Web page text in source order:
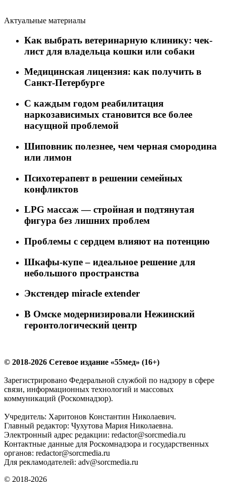
Актуальные материалы
Как выбрать ветеринарную клинику: чек-
лист для владельца кошки или собаки
Медицинская лицензия: как получить в
Санкт-Петербурге
C каждым годом реабилитация
наркозависимых становится все более
насущной проблемой
Шиповник полезнее, чем черная смородина
или лимон
Психотерапевт в решении семейных
конфликтов
LPG массаж — стройная и подтянутая
фигура без лишних проблем
Проблемы с сердцем влияют на потенцию
Шкафы-купе – идеальное решение для
небольшого пространства
Экстендер miracle extender
В Омске модернизировали Нежинский
геронтологический центр
© 2018-2026 Сетевое издание «55мед» (16+)
Зарегистрировано Федеральной службой по надзору в сфере
связи, информационных технологий и массовых
коммуникаций (Роскомнадзор).
Учредитель: Харитонов Константин Николаевич.
Главный редактор: Чухутова Мария Николаевна.
Электронный адрес редакции: redactor@sorcmedia.ru
Контактные данные для Роскомнадзора и государственных
органов: redactor@sorcmedia.ru
Для рекламодателей: adv@sorcmedia.ru
© 2018-2026